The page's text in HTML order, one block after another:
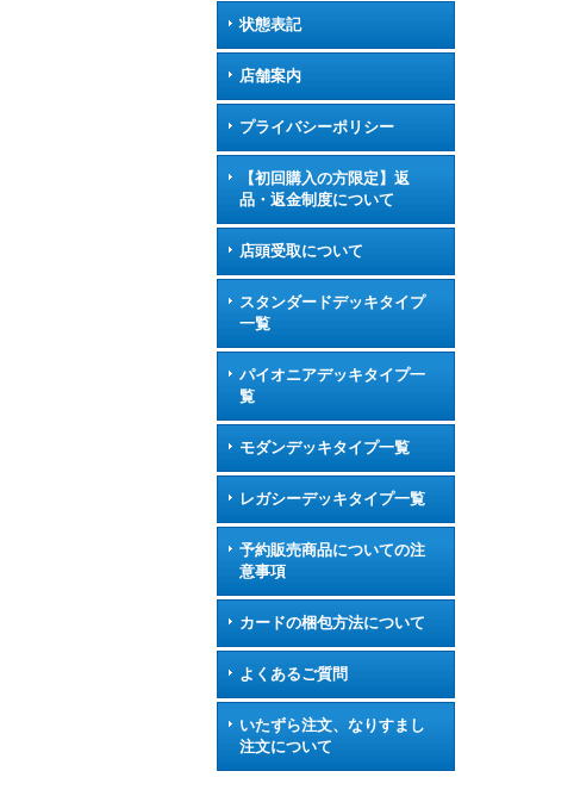
状態表記
店舗案内
プライバシーポリシー
【初回購入の方限定】返
品・返金制度について
店頭受取について
スタンダードデッキタイプ
一覧
パイオニアデッキタイプ一
覧
モダンデッキタイプ一覧
レガシーデッキタイプ一覧
予約販売商品についての注
意事項
カードの梱包方法について
よくあるご質問
いたずら注文、なりすまし
注文について